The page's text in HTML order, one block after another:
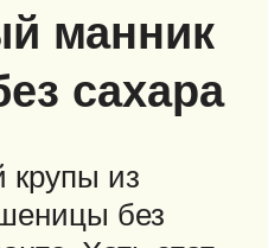
манник
сахара
крупы из
без